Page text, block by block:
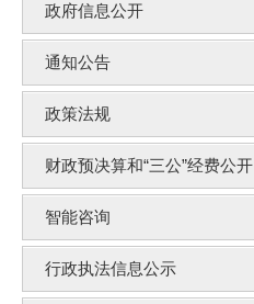
政府信息公开
通知公告
政策法规
财政预决算和“三公”经费公开
智能咨询
行政执法信息公示